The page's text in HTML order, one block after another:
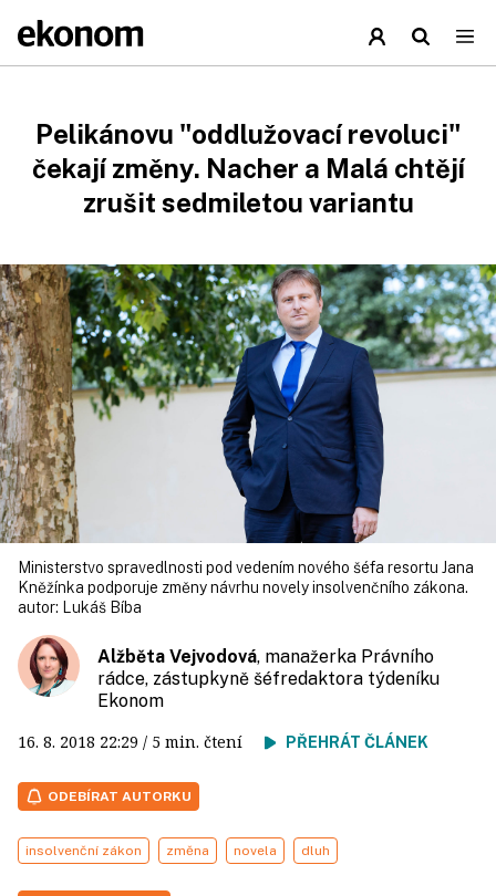
Pelikánovu "oddlužovací revoluci"
čekají změny. Nacher a Malá chtějí
zrušit sedmiletou variantu
Ministerstvo spravedlnosti pod vedením nového šéfa resortu Jana
Kněžínka podporuje změny návrhu novely insolvenčního zákona.
autor:
Lukáš Bíba
Alžběta Vejvodová, manažerka Právního
rádce, zástupkyně šéfredaktora týdeníku
Ekonom
16. 8. 2018 22:29 / 5 min. čtení PŘEHRÁT ČLÁNEK
ODEBÍRAT AUTORKU
insolvenční zákon změna novela dluh